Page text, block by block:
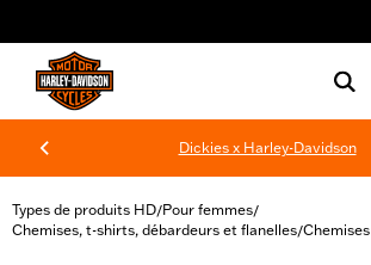
Dickies x Harley-Davidson
Types de produits HD/Pour femmes/
Chemises, t-shirts, débardeurs et flanelles/Chemises